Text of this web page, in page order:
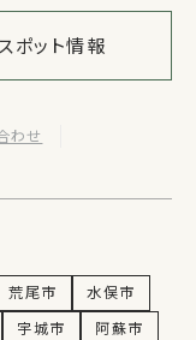
スポット情報
わせ
荒尾市
水俣市
宇城市
阿蘇市